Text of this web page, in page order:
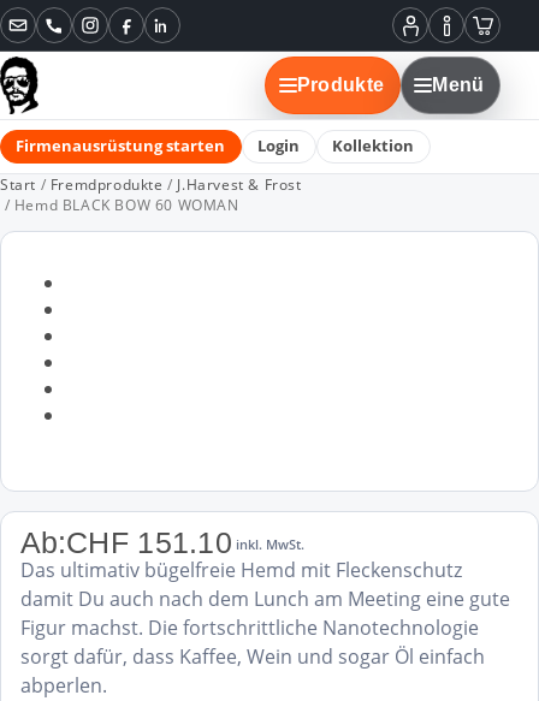
Mein
Konto
Informationen
Instagram
FacebookLinkedIn
Produkte Menü
Firmenausrüstung starten Login Kollektion
Start / Fremdprodukte / J.Harvest & Frost
/ Hemd BLACK BOW 60 WOMAN
Ab:CHF151.10 inkl. MwSt.
Das ultimativ bügelfreie Hemd mit Fleckenschutz
damit Du auch nach dem Lunch am Meeting eine gute
Figur machst. Die fortschrittliche Nanotechnologie
sorgt dafür, dass Kaffee, Wein und sogar Öl einfach
abperlen.